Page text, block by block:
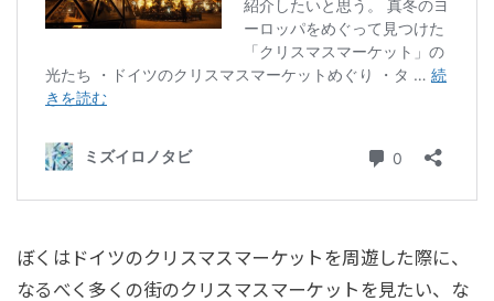
ぼくはドイツのクリスマスマーケットを周遊した際に、
なるべく多くの街のクリスマスマーケットを見たい、な